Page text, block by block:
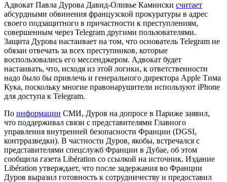
Адвокат Павла Дурова Давид-Оливье Камински считает
абсурдными обвинения французской прокуратуры в адрес
своего подзащитного в причастности к преступлениям,
совершенным через Telegram другими пользователями.
Защита Дурова настаивает на том, что основатель Telegram не
обязан отвечать за всех преступников, которые
воспользовались его мессенджером. Адвокат будет
настаивать, что, исходя из этой логики, к ответственности
надо было бы привлечь и генерального директора Apple Тима
Кука, поскольку многие правонарушители используют iPhone
для доступа к Telegram.
По информации СМИ, Дуров на допросе в Париже заявил,
что поддерживал связи с представителями Главного
управления внутренней безопасности Франции (DGSI,
контрразведки). В частности Дуров, якобы, встречался с
представителями спецслужб Франции в Дубае, об этом
сообщила газета Libération со ссылкой на источник. Издание
Libération утверждает, что после задержания во Франции
Дуров выразил готовность к сотрудничеству и предоставил